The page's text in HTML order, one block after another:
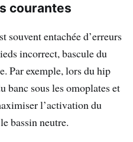
courantes
souvent entachée d’erreurs
incorrect, bascule du
Par exemple, lors du hip
banc sous les omoplates et
l’activation du
bassin neutre.